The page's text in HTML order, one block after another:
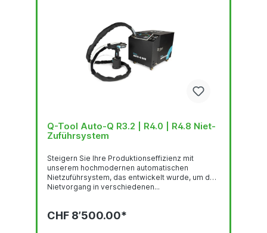
Q-Tool Auto-Q R3.2 | R4.0 | R4.8 Niet-
Zuführsystem
Steigern Sie Ihre Produktionseffizienz mit
unserem hochmodernen automatischen
Nietzuführsystem, das entwickelt wurde, um den
Nietvorgang in verschiedenen...
CHF 8’500.00*